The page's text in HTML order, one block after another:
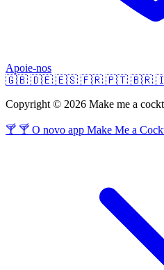
Apoie-nos
🇬🇧 🇩🇪 🇪🇸 🇫🇷 🇵🇹 🇧🇷
Copyright © 2026 Make me a
🍸 🍸 O novo app Make Me a